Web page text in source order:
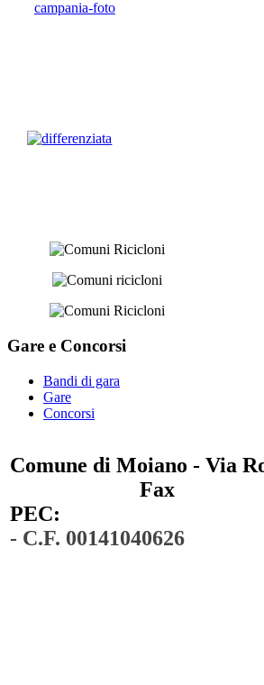
Gare e Concorsi
Bandi di gara
Gare
Concorsi
Comune di Moiano - Via
Fax
PEC:
- C.F. 00141040626